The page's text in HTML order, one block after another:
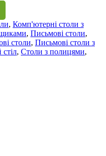
, Комп'ютерні столи з
, Письмові столи,
столи, Письмові столи з
, Столи з полицями,